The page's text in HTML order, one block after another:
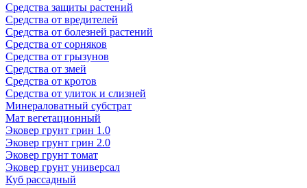
Средства защиты растений
Средства от вредителей
Средства от болезней растений
Средства от сорняков
Средства от грызунов
Средства от змей
Средства от кротов
Средства от улиток и слизней
Минераловатный субстрат
Мат вегетационный
Эковер грунт грин 1.0
Эковер грунт грин 2.0
Эковер грунт томат
Эковер грунт универсал
Куб рассадный